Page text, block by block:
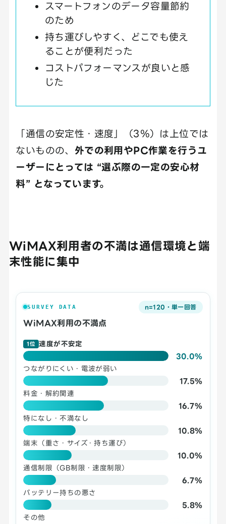
スマートフォンのデータ容量節約
のため
持ち運びしやすく、どこでも使え
ることが便利だった
コストパフォーマンスが良いと感
じた
「通信の安定性・速度」（3％）は上位では
ないものの、 外での利用やPC作業を行うユ
ーザーにとっては “選ぶ際の一定の安心材
料” となっています。
WiMAX利用者の不満は通信環境と端
末性能に集中
SURVEY DATA n=120・単一回答
WiMAX利用の不満点
1位 速度が不安定
30.0%
つながりにくい・電波が弱い
17.5%
料金・解約関連
16.7%
特になし・不満なし
10.8%
端末（重さ・サイズ・持ち運び）
10.0%
通信制限（GB制限・速度制限）
6.7%
バッテリー持ちの悪さ
5.8%
その他